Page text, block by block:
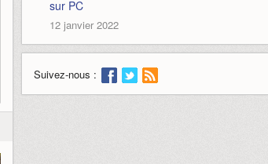
sur PC
12 janvier 2022
Suivez-nous :